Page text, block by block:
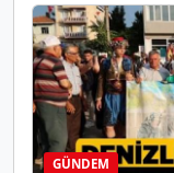
GÜNDEM